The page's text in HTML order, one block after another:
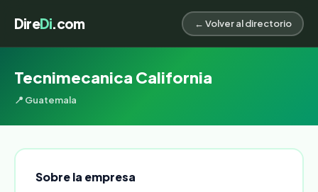
DireDi.com ← Volver al directorio
Tecnimecanica California
📍 Guatemala
Sobre la empresa